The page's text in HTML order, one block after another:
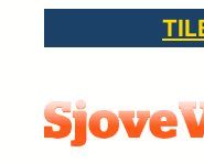
indhold